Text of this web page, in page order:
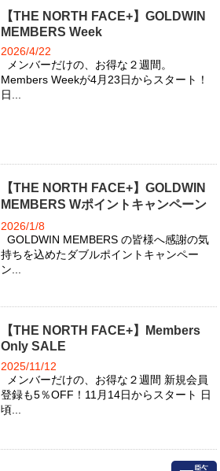
【THE NORTH FACE+】GOLDWIN
MEMBERS Week
2026/4/22
メンバーだけの、お得な２週間。
Members Weekが4月23日からスタート！
日...
【THE NORTH FACE+】GOLDWIN
MEMBERS Wポイントキャンペーン
2026/1/8
GOLDWIN MEMBERS の皆様へ感謝の気
持ちを込めたダブルポイントキャンペー
ン...
【THE NORTH FACE+】Members
Only SALE
2025/11/12
メンバーだけの、お得な２週間 新規会員
登録も5％OFF！11月14日からスタート 日
頃...